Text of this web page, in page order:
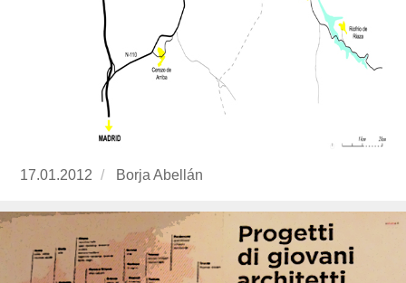
Publicado
17.01.2012 https://www.experimenta.es/author/
Borja Abellán